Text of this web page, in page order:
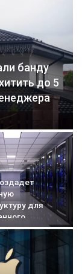
банду
до 5
для